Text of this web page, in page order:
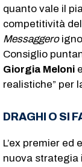
quanto vale il
competitività
Messaggero
Consiglio
Giorgia Meloni
realistiche” per
DRAGHI O SI
L’ex premier ed
nuova strategia